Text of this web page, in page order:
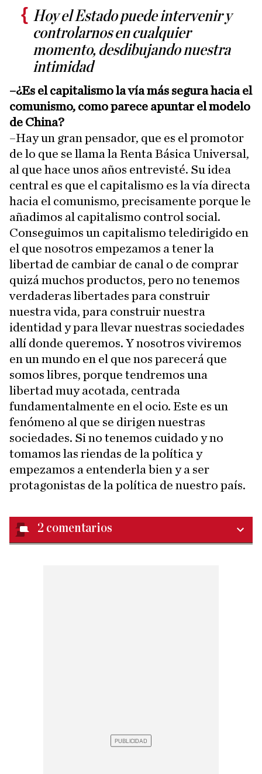
Hoy el Estado puede intervenir y
controlarnos en cualquier
momento, desdibujando nuestra
intimidad
–¿Es el capitalismo la vía más segura hacia el
comunismo, como parece apuntar el modelo
de China?
–Hay un gran pensador, que es el promotor
de lo que se llama la Renta Básica Universal,
al que hace unos años entrevisté. Su idea
central es que el capitalismo es la vía directa
hacia el comunismo, precisamente porque le
añadimos al capitalismo control social.
Conseguimos un capitalismo teledirigido en
el que nosotros empezamos a tener la
libertad de cambiar de canal o de comprar
quizá muchos productos, pero no tenemos
verdaderas libertades para construir
nuestra vida, para construir nuestra
identidad y para llevar nuestras sociedades
allí donde queremos. Y nosotros viviremos
en un mundo en el que nos parecerá que
somos libres, porque tendremos una
libertad muy acotada, centrada
fundamentalmente en el ocio. Este es un
fenómeno al que se dirigen nuestras
sociedades. Si no tenemos cuidado y no
tomamos las riendas de la política y
empezamos a entenderla bien y a ser
protagonistas de la política de nuestro país.
2 comentarios